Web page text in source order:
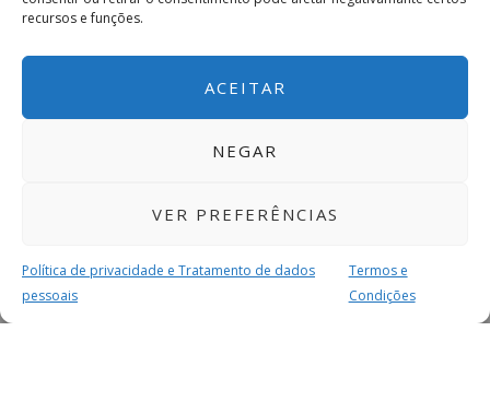
recursos e funções.
ACEITAR
NEGAR
VER PREFERÊNCIAS
Política de privacidade e Tratamento de dados
pessoais
Termos e
Condições